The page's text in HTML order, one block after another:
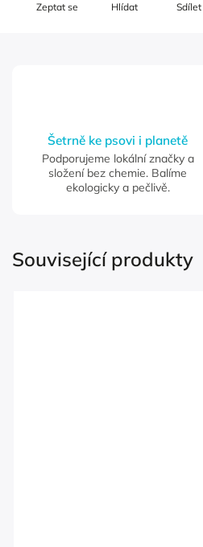
Zeptat se Hlídat Sdílet
Šetrně ke psovi i planetě
Podporujeme lokální značky a
složení bez chemie. Balíme
ekologicky a pečlivě.
Související produkty